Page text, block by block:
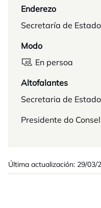
Enderezo
Secretaría de
Modo
En persoa
Altofalantes
Secretaria de
Presidente do
Última actualización: 29/03/